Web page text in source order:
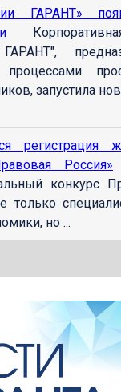
ГАРАНТ»
процессами
запустила
регистрация
Россия»
конкурс
только
но ...